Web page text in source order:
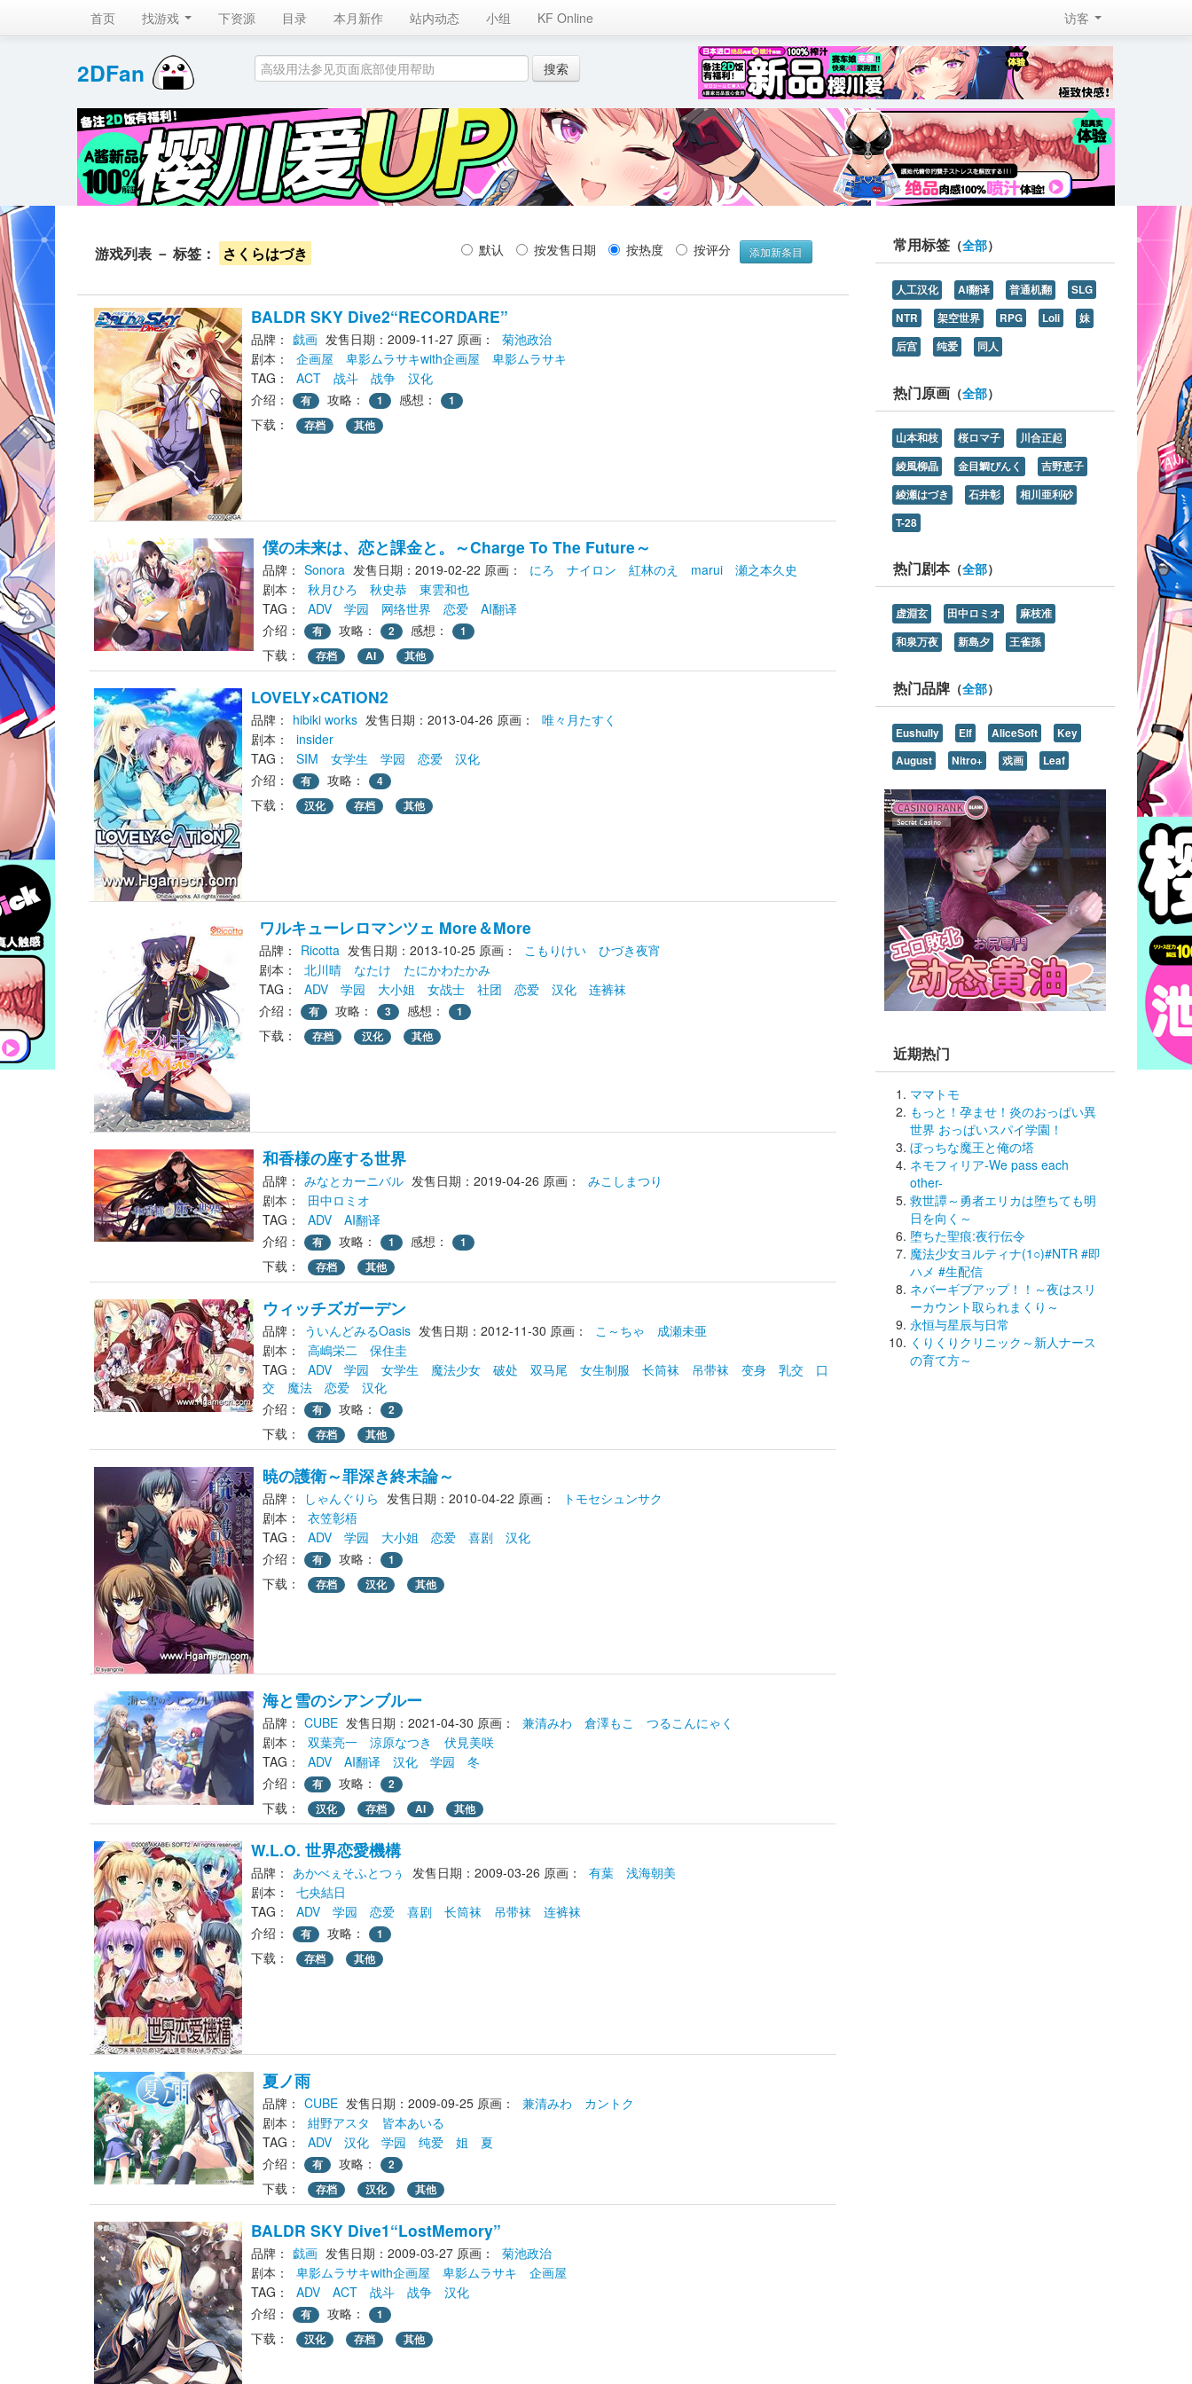
访客
首页 找游戏 下资源 目录 本月新作 站内动态 小组 KF Online
2DFan
游戏列表 － 标签： さくらはづき 默认 按发售日期 按热度 按评分 添加新条目
BALDR SKY Dive2“RECORDARE”
品牌： 戯画 发售日期：2009-11-27 原画：
菊池政治
剧本：
企画屋 卑影ムラサキwith企画屋
卑影ムラサキ
TAG：
ACT 战斗 战争
汉化
介绍：
有 攻略： 1 感想： 1
下载： 存档 其他
僕の未来は、恋と課金と。～Charge To The Future～
品牌： Sonora 发售日期：2019-02-22 原画： にろ ナイロン 紅林のえ marui
瀬之本久史
剧本：
秋月ひろ 秋史恭
東雲和也
TAG：
ADV 学园 网络世界 恋爱
AI翻译
介绍：
有 攻略： 2 感想： 1
下载： 存档 AI 其他
LOVELY×CATION2
品牌： hibiki works 发售日期：2013-04-26 原画：
唯々月たすく
剧本：
insider
TAG：
SIM 女学生 学园 恋爱
汉化
介绍：
有 攻略： 4
下载： 汉化 存档 其他
ワルキューレロマンツェ More＆More
品牌： Ricotta 发售日期：2013-10-25 原画： こもりけい
ひづき夜宵
剧本：
北川晴 なたけ
たにかわたかみ
TAG：
ADV 学园 大小姐 女战士 社团 恋爱 汉化
连裤袜
介绍：
有 攻略： 3 感想： 1
下载： 存档 汉化 其他
和香様の座する世界
品牌： みなとカーニバル 发售日期：2019-04-26 原画：
みこしまつり
剧本：
田中ロミオ
TAG：
ADV
AI翻译
介绍：
有 攻略： 1 感想： 1
下载： 存档 其他
ウィッチズガーデン
品牌： ういんどみるOasis 发售日期：2012-11-30 原画： こ～ちゃ
成瀬未亜
剧本：
高嶋栄二
保住圭
TAG：
ADV 学园 女学生 魔法少女 破处 双马尾 女生制服 长筒袜 吊带袜 变身 乳交
口
交
魔法 恋爱
汉化
介绍：
有 攻略： 2
下载： 存档 其他
暁の護衛～罪深き終末論～
品牌： しゃんぐりら 发售日期：2010-04-22 原画：
トモセシュンサク
剧本：
衣笠彰梧
TAG：
ADV 学园 大小姐 恋爱 喜剧
汉化
介绍：
有 攻略： 1
下载： 存档 汉化 其他
海と雪のシアンブルー
品牌： CUBE 发售日期：2021-04-30 原画： 兼清みわ 倉澤もこ
つるこんにゃく
剧本：
双葉亮一 涼原なつき
伏見美咲
TAG：
ADV AI翻译 汉化 学园
冬
介绍：
有 攻略： 2
下载： 汉化 存档 AI 其他
W.L.O. 世界恋愛機構
品牌： あかべぇそふとつぅ 发售日期：2009-03-26 原画： 有葉
浅海朝美
剧本：
七央結日
TAG：
ADV 学园 恋爱 喜剧 长筒袜 吊带袜
连裤袜
介绍：
有 攻略： 1
下载： 存档 其他
夏ノ雨
品牌： CUBE 发售日期：2009-09-25 原画： 兼清みわ
カントク
剧本：
紺野アスタ
皆本あいる
TAG：
ADV 汉化 学园 纯爱 姐
夏
介绍：
有 攻略： 2
下载： 存档 汉化 其他
BALDR SKY Dive1“LostMemory”
品牌： 戯画 发售日期：2009-03-27 原画：
菊池政治
剧本：
卑影ムラサキwith企画屋 卑影ムラサキ
企画屋
TAG：
ADV ACT 战斗 战争
汉化
介绍：
有 攻略： 1
下载： 汉化 存档 其他
常用标签（全部）
人工汉化 AI翻译 普通机翻
SLG
NTR
架空世界 RPG Loli
妹
后宫
纯爱 同人
热门原画（全部）
山本和枝 桜ロマ子
川合正起
綾風柳晶
金目鯛ぴんく
吉野恵子
綾瀬はづき
石井彰
相川亜利砂
T-28
热门剧本（全部）
虚淵玄 田中ロミオ
麻枝准
和泉万夜
新島夕 王雀孫
热门品牌（全部）
Eushully Elf AliceSoft
Key
August
Nitro+ 戏画 Leaf
近期热门
ママトモ
もっと！孕ませ！炎のおっぱい異
世界 おっぱいスパイ学園！
ぼっちな魔王と俺の塔
ネモフィリア-We pass each
other-
救世譚～勇者エリカは堕ちても明
日を向く～
堕ちた聖痕:夜行伝令
魔法少女ヨルティナ(1○)#NTR #即
ハメ #生配信
ネバーギブアップ！！～夜はスリ
ーカウント取られまくり～
永恒与星辰与日常
くりくりクリニック～新人ナース
の育て方～